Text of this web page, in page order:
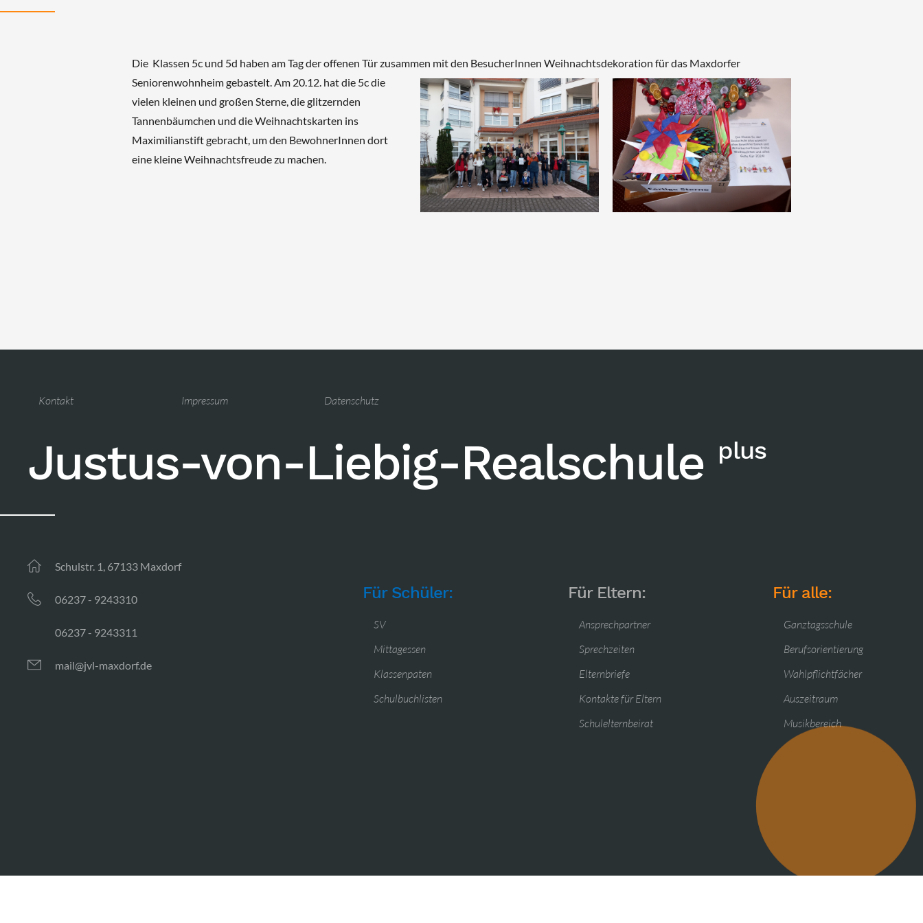
Die Klassen 5c und 5d haben am Tag der offenen Tür zusammen mit den BesucherInnen Weihnachtsdekoration für das Maxdorfer
Seniorenwohnheim gebastelt.Am 20.12. hat die 5c die
vielen kleinen und großen Sterne, die glitzernden
Tannenbäumchen und die Weihnachtskarten ins
Maximilianstift gebracht, um den BewohnerInnen dort
eine kleine Weihnachtsfreude zu machen.
Kontakt Impressum Datenschutz
Justus-von-Liebig-Realschule plus
Schulstr. 1, 67133 Maxdorf
06237 - 9243310
06237 - 9243311
mail@jvl-maxdorf.de
Für Schüler:
SV
Mittagessen
Klassenpaten
Schulbuchlisten
Für Eltern:
Ansprechpartner
Sprechzeiten
Elternbriefe
Kontakte für Eltern
Schulelternbeirat
Für alle:
Ganztagsschule
Berufsorientierung
Wahlpflichtfächer
Auszeitraum
Musikbereich